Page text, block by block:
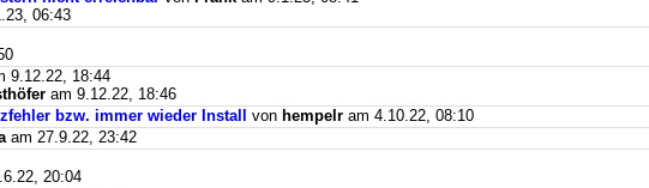
06:43
9.12.22, 18:44
am 9.12.22, 18:46
bzw. immer wieder Install
von hempelr am 4.10.22, 08:10
am 27.9.22, 23:42
20:04